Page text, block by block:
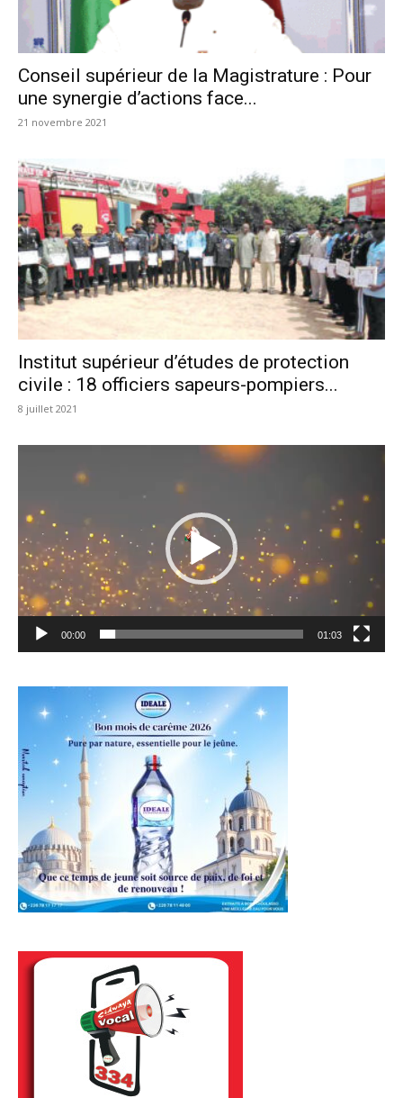
Conseil supérieur de la Magistrature : Pour
une synergie d’actions face...
21 novembre 2021
Institut supérieur d’études de protection
civile : 18 officiers sapeurs-pompiers...
8 juillet 2021
00:00 01:03